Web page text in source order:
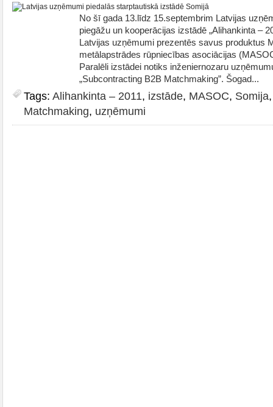
No šī gada 13.līdz 15.septembrim Latvijas
piegāžu un kooperācijas izstādē „Alihankinta –
Latvijas uzņēmumi prezentēs savus produktus
metālapstrādes rūpniecības asociācijas
Paralēli izstādei notiks inženiernozaru
„Subcontracting B2B Matchmaking”. Šogad...
Tags: Alihankinta – 2011, izstāde, MASOC, Somija
Matchmaking, uzņēmumi